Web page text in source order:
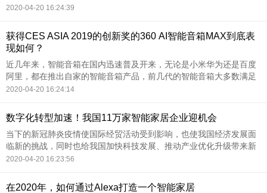
工智能的快速发展，如今的语音界面无处不在，我们可以在智能手
2020-04-20 16:24:39
获得CES ASIA 2019的创新奖的360 AI智能音箱MAX到底表
现如何？
近几年来，智能音箱在国内迅速普及开来，无论是小米华为还是百度
阿里，都在推出自家的智能音箱产品，前几代的智能音箱大多数满足
了基础的智能部分，比如语音控制一些简单的操作，但是还不够成
2020-04-20 16:24:14
数字化转型加速！我国11万家智能家居企业迎机会
当下的新冠肺炎疫情使国际经贸活动受到影响，也使我国经济发展面
临新的挑战，同时也给我国加快科技发展、推动产业优化升级带来新
的机遇。日前，国家发改委、中央网信办启动“上云用数赋智行动，从
2020-04-20 16:23:56
在2020年，如何通过Alexa打造一个智能家居